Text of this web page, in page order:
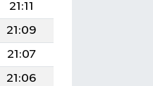
21:11
21:09
21:07
21:06